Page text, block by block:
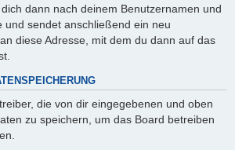
dann nach deinem Benutzernamen und
und sendet anschließend ein neu
diese Adresse, mit dem du dann auf das
die von dir eingegebenen und oben
zu speichern, um das Board betreiben